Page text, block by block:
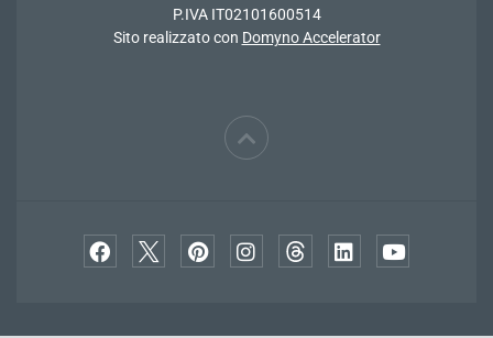
P.IVA IT02101600514
Sito realizzato con Domyno Accelerator